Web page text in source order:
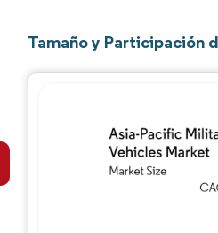
Tamaño y Participación